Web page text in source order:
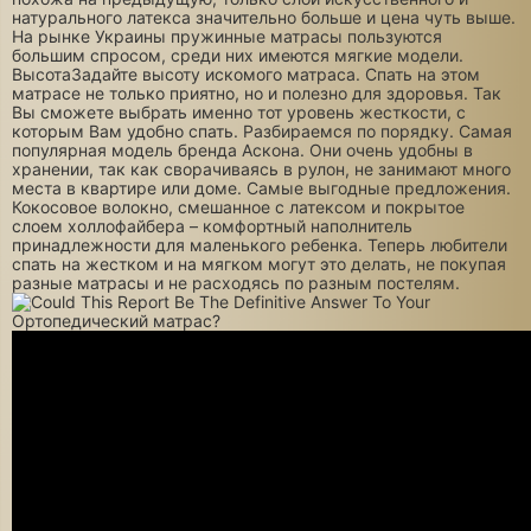
натурального латекса значительно больше и цена чуть выше.
На рынке Украины пружинные матрасы пользуются
большим спросом, среди них имеются мягкие модели.
ВысотаЗадайте высоту искомого матраса. Спать на этом
матрасе не только приятно, но и полезно для здоровья. Так
Вы сможете выбрать именно тот уровень жесткости, с
которым Вам удобно спать. Разбираемся по порядку. Самая
популярная модель бренда Аскона. Они очень удобны в
хранении, так как сворачиваясь в рулон, не занимают много
места в квартире или доме. Самые выгодные предложения.
Кокосовое волокно, смешанное с латексом и покрытое
слоем холлофайбера – комфортный наполнитель
принадлежности для маленького ребенка. Теперь любители
спать на жестком и на мягком могут это делать, не покупая
разные матрасы и не расходясь по разным постелям.